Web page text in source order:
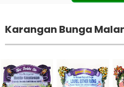
Karangan Bunga